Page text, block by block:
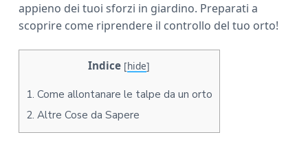
appieno dei tuoi sforzi in giardino. Preparati a
scoprire come riprendere il controllo del tuo orto!
Indice [hide]
1. Come allontanare le talpe da un orto
2. Altre Cose da Sapere